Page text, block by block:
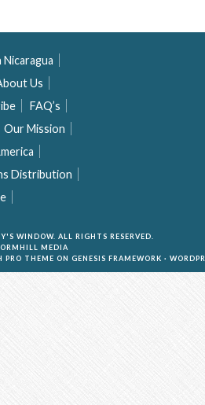
Us
FAQ’s
Our Mission
Distribution
WINDOW. ALL RIGHTS RESERVED.
MEDIA
PRO THEME ON GENESIS FRAMEWORK ·